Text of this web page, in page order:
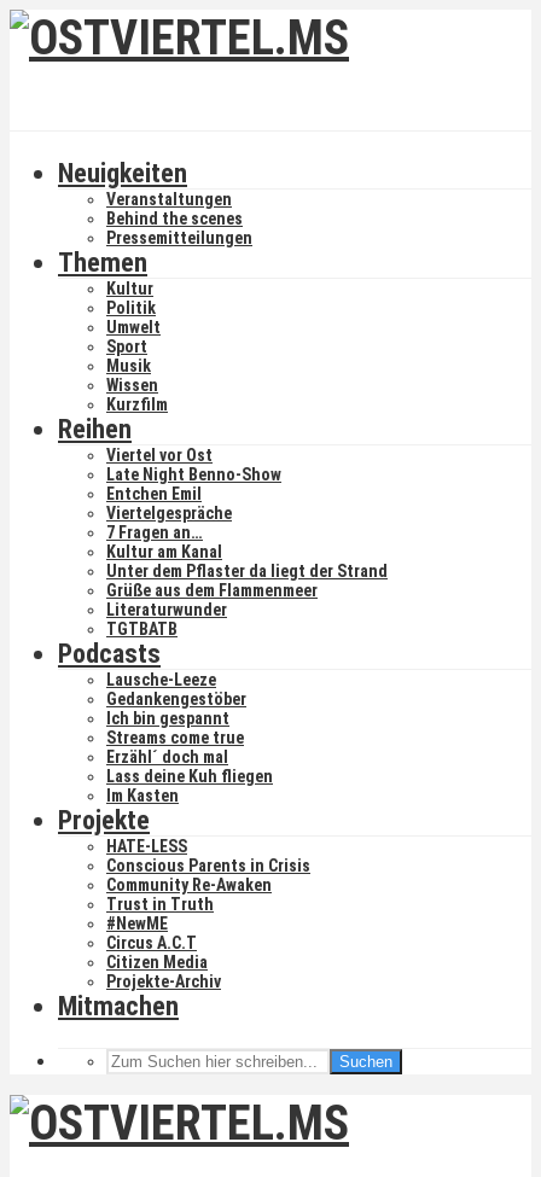
Neuigkeiten
Veranstaltungen
Behind the scenes
Pressemitteilungen
Themen
Kultur
Politik
Umwelt
Sport
Musik
Wissen
Kurzfilm
Reihen
Viertel vor Ost
Late Night Benno-Show
Entchen Emil
Viertelgespräche
7 Fragen an…
Kultur am Kanal
Unter dem Pflaster da liegt der Strand
Grüße aus dem Flammenmeer
Literaturwunder
TGTBATB
Podcasts
Lausche-Leeze
Gedankengestöber
Ich bin gespannt
Streams come true
Erzähl´ doch mal
Lass deine Kuh fliegen
Im Kasten
Projekte
HATE-LESS
Conscious Parents in Crisis
Community Re-Awaken
Trust in Truth
#NewME
Circus A.C.T
Citizen Media
Projekte-Archiv
Mitmachen
Suchen